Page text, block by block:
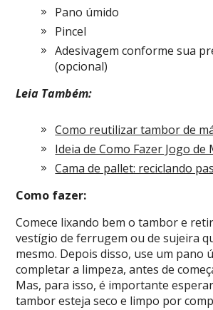
Pano úmido
Pincel
Adesivagem conforme sua
(opcional)
Leia Também:
Como reutilizar tambor de
Ideia de Como Fazer Jogo de
Cama de pallet: reciclando
Como fazer:
Comece lixando bem o tambor e
vestígio de ferrugem ou de sujeira
mesmo. Depois disso, use um pano
completar a limpeza, antes de
Mas, para isso, é importante
tambor esteja seco e limpo por